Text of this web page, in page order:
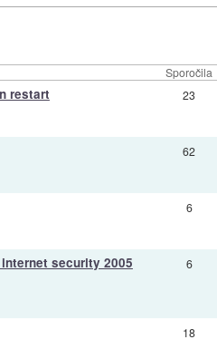
Sporočila
restart 23
62
6
security 2005 6
18